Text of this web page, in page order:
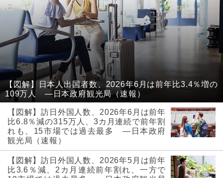
【図解】日本人出国者数、2026年6月は前年比3.4％増の
109万人 ―日本政府観光局（速報）
【図解】訪日外国人数、2026年6月は前年
比6.8％減の315万人、3カ月連続で前年割
れも、15市場では過去最多 ―日本政府
観光局（速報）
【図解】訪日外国人数、2026年5月は前年
比3.6％減、2カ月連続前年割れ、一方で